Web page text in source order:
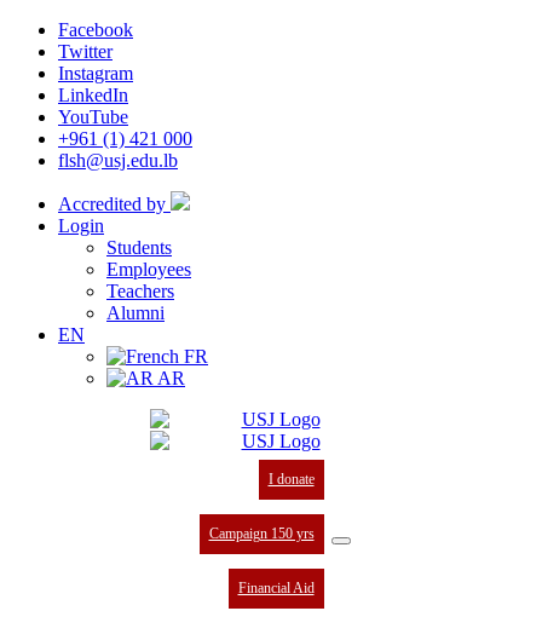
Facebook
Twitter
Instagram
LinkedIn
YouTube
+961 (1) 421 000
flsh@usj.edu.lb
Accredited by
Login
Students
Employees
Teachers
Alumni
EN
FR
AR
I donate
Campaign 150 yrs
Financial Aid